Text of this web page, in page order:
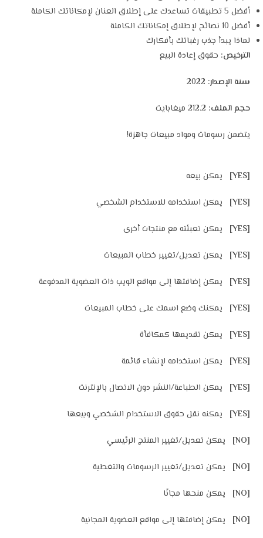
أفضل 5 تطبيقات تساعدك على إطلاق العنان لإمكاناتك الكاملة
أفضل 10 نصائح لإطلاق إمكاناتك الكاملة
لماذا يبدأ جذب رغباتك بأفكارك
الترخيص: حقوق إعادة البيع
سنة الإصدار:
حجم الملف:
يتضمن رسومات ومواد مبيعات جاهزة!
[YES] يمكن بيعه
[YES] يمكن استخدامه للاستخدام الشخصي
[YES] يمكن تعبئته مع منتجات أخرى
[YES] يمكن تعديل/تغيير خطاب المبيعات
[YES] يمكن إضافتها إلى مواقع الويب ذات العضوية المدفوعة
[YES] يمكنك وضع اسمك على خطاب المبيعات
[YES] يمكن تقديمها كمكافأة
[YES] يمكن استخدامه لإنشاء قائمة
[YES] يمكن الطباعة/النشر دون الاتصال بالإنترنت
[YES] يمكنه نقل حقوق الاستخدام الشخصي وبيعها
[NO] يمكن تعديل/تغيير المنتج الرئيسي
[NO] يمكن تعديل/تغيير الرسومات والتغطية
[NO] يمكن منحها مجانًا
[NO] يمكن إضافتها إلى مواقع العضوية المجانية